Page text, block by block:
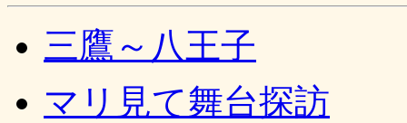
三鷹～八王子
マリ見て舞台探訪